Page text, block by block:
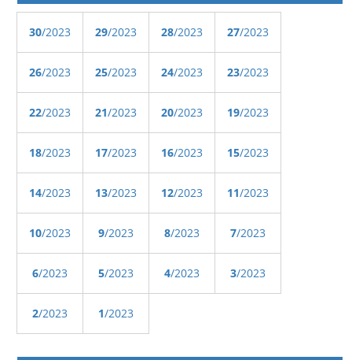
30/2023 29/2023 28/2023 27/2023
26/2023 25/2023 24/2023 23/2023
22/2023 21/2023 20/2023 19/2023
18/2023 17/2023 16/2023 15/2023
14/2023 13/2023 12/2023 11/2023
10/2023 9/2023 8/2023 7/2023
6/2023 5/2023 4/2023 3/2023
2/2023 1/2023